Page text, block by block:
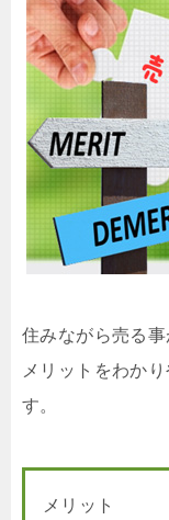
住みながら売る
メリットをわか
す。
メリット